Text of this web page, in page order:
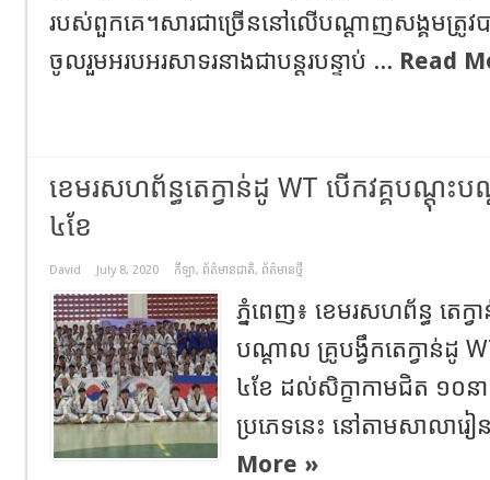
របស់ពួកគេ។សារជាច្រើននៅលើបណ្ដាញសង្គមត្រូវប
ចូលរួមអរបអរសាទរនាងជាបន្ដរបន្ទាប់ ... Read
ខេមរសហព័ន្ធតេក្វាន់ដូ WT បើកវគ្គបណ្ដុះ
៤ខែ
David July 8, 2020 កីឡា, ព័ត៌មានជាតិ, ព័ត៌មានថ្មី
ភ្នំពេញ៖ ខេមរសហព័ន្ធ តេក្វ
បណ្ដាល គ្រូបង្វឹកតេក្វាន់ដូ
៤ខែ ដល់សិក្ខាកាមជិត ១០នា
ប្រភេទនេះ នៅតាមសាលារៀ
More »